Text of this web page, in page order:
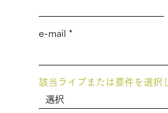
e-mail
該当ライブまたは要件を選択